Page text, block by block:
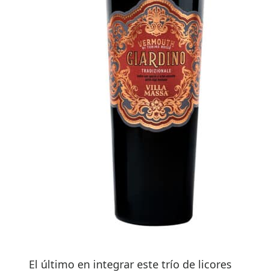
El último en integrar este trío de licores